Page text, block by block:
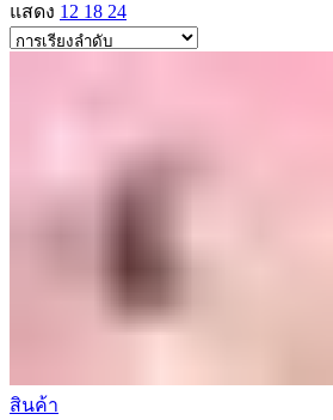
แสดง 12 18 24
สินค้า